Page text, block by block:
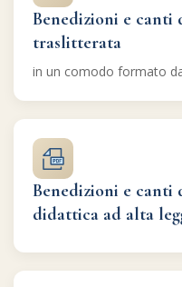
Benedizioni e canti
traslitterata
in un comodo formato
Benedizioni e canti
didattica ad alta